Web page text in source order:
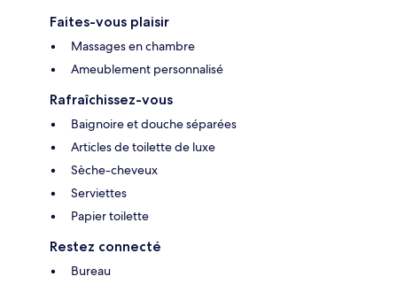
Faites-vous plaisir
Massages en chambre
Ameublement personnalisé
Rafraîchissez-vous
Baignoire et douche séparées
Articles de toilette de luxe
Sèche-cheveux
Serviettes
Papier toilette
Restez connecté
Bureau